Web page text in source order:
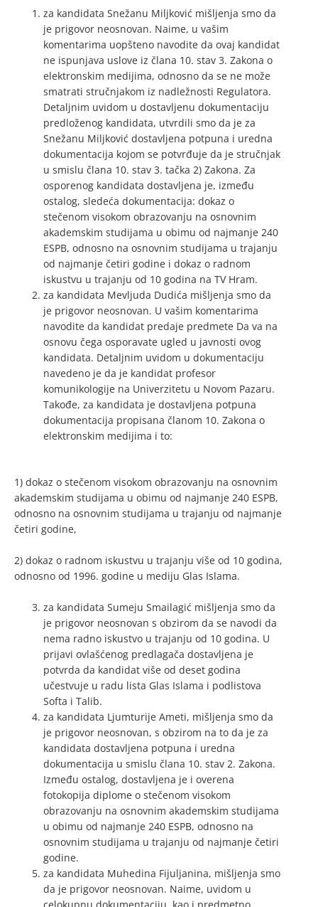
za kandidata Snežanu Miljković mišljenja smo da
je prigovor neosnovan. Naime, u vašim
komentarima uopšteno navodite da ovaj kandidat
ne ispunjava uslove iz člana 10. stav 3. Zakona o
elektronskim medijima, odnosno da se ne može
smatrati stručnjakom iz nadležnosti Regulatora.
Detaljnim uvidom u dostavljenu dokumentaciju
predloženog kandidata, utvrdili smo da je za
Snežanu Miljković dostavljena potpuna i uredna
dokumentacija kojom se potvrđuje da je stručnjak
u smislu člana 10. stav 3. tačka 2) Zakona. Za
osporenog kandidata dostavljena je, između
ostalog, sledeća dokumentacija: dokaz o
stečenom visokom obrazovanju na osnovnim
akademskim studijama u obimu od najmanje 240
ESPB, odnosno na osnovnim studijama u trajanju
od najmanje četiri godine i dokaz o radnom
iskustvu u trajanju od 10 godina na TV Hram.
za kandidata Mevljuda Dudića mišljenja smo da
je prigovor neosnovan. U vašim komentarima
navodite da kandidat predaje predmete Da va na
osnovu čega osporavate ugled u javnosti ovog
kandidata. Detaljnim uvidom u dokumentaciju
navedeno je da je kandidat profesor
komunikologije na Univerzitetu u Novom Pazaru.
Takođe, za kandidata je dostavljena potpuna
dokumentacija propisana članom 10. Zakona o
elektronskim medijima i to:
1) dokaz o stečenom visokom obrazovanju na osnovnim
akademskim studijama u obimu od najmanje 240 ESPB,
odnosno na osnovnim studijama u trajanju od najmanje
četiri godine,
2) dokaz o radnom iskustvu u trajanju više od 10 godina,
odnosno od 1996. godine u mediju Glas Islama.
za kandidata Sumeju Smailagić mišljenja smo da
je prigovor neosnovan s obzirom da se navodi da
nema radno iskustvo u trajanju od 10 godina. U
prijavi ovlašćenog predlagača dostavljena je
potvrda da kandidat više od deset godina
učestvuje u radu lista Glas Islama i podlistova
Softa i Talib.
za kandidata Ljumturije Ameti, mišljenja smo da
je prigovor neosnovan, s obzirom na to da je za
kandidata dostavljena potpuna i uredna
dokumentacija u smislu člana 10. stav 2. Zakona.
Između ostalog, dostavljena je i overena
fotokopija diplome o stečenom visokom
obrazovanju na osnovnim akademskim studijama
u obimu od najmanje 240 ESPB, odnosno na
osnovnim studijama u trajanju od najmanje četiri
godine.
za kandidata Muhedina Fijuljanina, mišljenja smo
da je prigovor neosnovan. Naime, uvidom u
celokupnu dokumentaciju, kao i predmetno